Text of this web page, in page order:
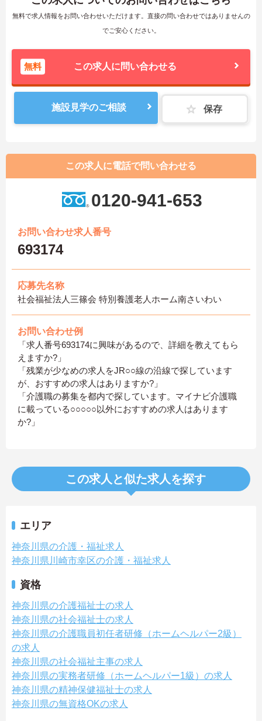
無料で求人情報をお問い合わせいただけます。直接の問い合わせではありませんの
でご安心ください。
無料 この求人に問い合わせる
施設見学のご相談 保存
この求人に電話で問い合わせる
0120-941-653
お問い合わせ求人番号
693174
応募先名称
社会福祉法人三篠会 特別養護老人ホーム南さいわい
お問い合わせ例
「求人番号693174に興味があるので、詳細を教えてもら
えますか?」
「残業が少なめの求人をJR○○線の沿線で探しています
が、おすすめの求人はありますか?」
「介護職の募集を都内で探しています。マイナビ介護職
に載っている○○○○○以外におすすめの求人はあります
か?」
この求人と似た求人を探す
エリア
神奈川県の介護・福祉求人
神奈川県川崎市幸区の介護・福祉求人
資格
神奈川県の介護福祉士の求人
神奈川県の社会福祉士の求人
神奈川県の介護職員初任者研修（ホームヘルパー2級）
の求人
神奈川県の社会福祉主事の求人
神奈川県の実務者研修（ホームヘルパー1級）の求人
神奈川県の精神保健福祉士の求人
神奈川県の無資格OKの求人